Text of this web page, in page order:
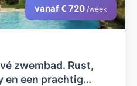
vanaf € 720 /week
zwembad. Rust,
en een prachtig